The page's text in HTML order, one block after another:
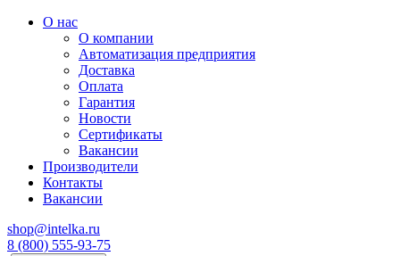
О нас
О компании
Автоматизация предприятия
Доставка
Оплата
Гарантия
Новости
Сертификаты
Вакансии
Производители
Контакты
Вакансии
shop@intelka.ru
8 (800) 555-93-75